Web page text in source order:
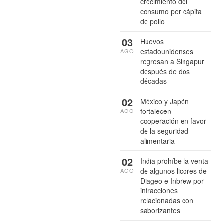
consumo per cápita
de pollo
Huevos
estadounidenses
regresan a Singapur
después de dos
décadas
03
AGO
México y Japón
fortalecen
cooperación en favor
de la seguridad
alimentaria
02
AGO
India prohíbe la venta
de algunos licores de
Diageo e Inbrew por
infracciones
relacionadas con
saborizantes
02
AGO